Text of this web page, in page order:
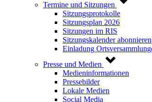
Termine und Sitzungen
Sitzungsprotokolle
Sitzungsplan 2026
Sitzungen im RIS
Sitzungskalender abonnieren
Einladung
Presse und Medien
Medieninformationen
Pressebilder
Lokale Medien
Social Media